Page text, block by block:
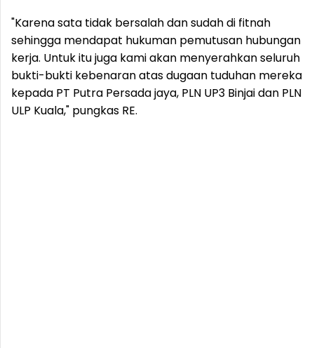
"Karena sata tidak bersalah dan sudah di fitnah
sehingga mendapat hukuman pemutusan hubungan
kerja. Untuk itu juga kami akan menyerahkan seluruh
bukti-bukti kebenaran atas dugaan tuduhan mereka
kepada PT Putra Persada jaya, PLN UP3 Binjai dan PLN
ULP Kuala," pungkas RE.